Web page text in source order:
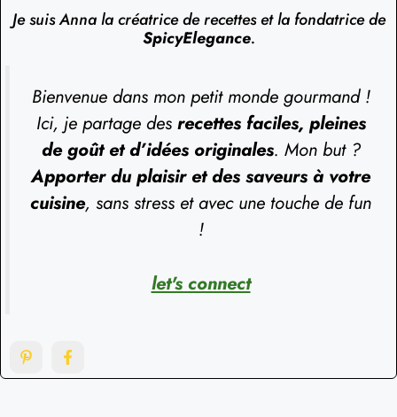
Je suis Anna la créatrice de recettes et la fondatrice de
SpicyElegance.
Bienvenue dans mon petit monde gourmand !
Ici, je partage des recettes faciles, pleines
de goût et d’idées originales. Mon but ?
Apporter du plaisir et des saveurs à votre
cuisine, sans stress et avec une touche de fun
!
let's connect